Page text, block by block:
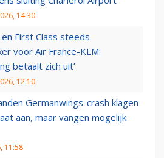
14:30
First Class steeds
voor Air France-KLM:
betaalt zich uit’
12:10
Germanwings-crash klagen
aan, maar vangen mogelijk
11:58